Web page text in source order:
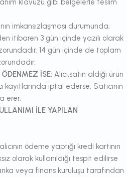
klavuzu gibi belgelerle teslim
imkansızlaşması durumunda,
itibaren 3 gün içinde yazılı olarak
14 gün içinde de toplam
İSE: Alıcı,satın aldığı ürün
iptal ederse, Satıcının
erer.
İLE YAPILAN
ödeme yaptığı kredi kartının
olarak kullanıldığı tespit edilirse
veya finans kuruluşu tarafından